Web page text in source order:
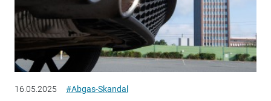
16.05.2025 #Abgas-Skandal